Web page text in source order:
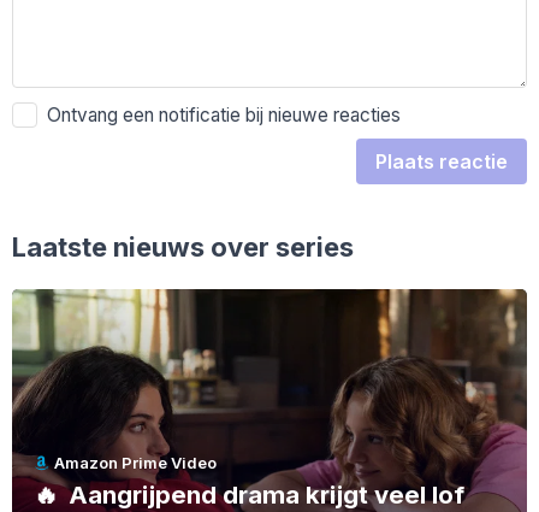
Ontvang een notificatie bij nieuwe reacties
Plaats reactie
Laatste nieuws over series
Amazon Prime Video
🔥Aangrijpend drama krijgt veel lof